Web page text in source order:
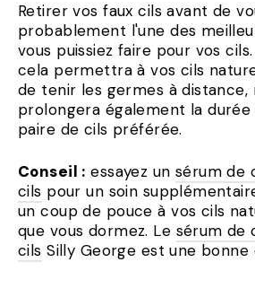
Retirer vos faux cils avant de
probablement l'une des
vous puissiez faire pour vos
cela permettra à vos cils
de tenir les germes à distance,
prolongera également la
paire de cils préférée.
Conseil : essayez un sérum de
cils pour un soin
un coup de pouce à vos cils
que vous dormez. Le sérum de
cils Silly George est une bonne